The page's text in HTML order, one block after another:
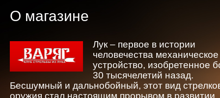
О магазине
Лук – первое в истории
человечества механическое
устройство, изобретенное
30 тысячелетий назад.
Бесшумный и дальнобойный, этот вид
оружия стал настоящим прорывом в развитии